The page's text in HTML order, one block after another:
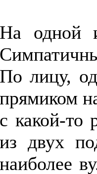
На одной
По лицу,
прямиком
с какой-то
из двух
наиболее